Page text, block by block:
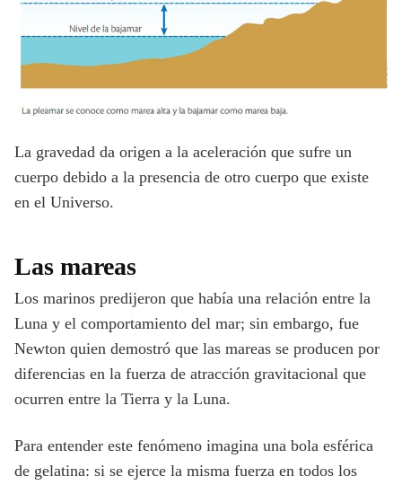
La gravedad da origen a la aceleración que sufre un
cuerpo debido a la presencia de otro cuerpo que existe
en el Universo.
Las mareas
Los marinos predijeron que había una relación entre la
Luna y el comportamiento del mar; sin embargo, fue
Newton quien demostró que las mareas se producen por
diferencias en la fuerza de atracción gravitacional que
ocurren entre la Tierra y la Luna.
Para entender este fenómeno imagina una bola esférica
de gelatina: si se ejerce la misma fuerza en todos los